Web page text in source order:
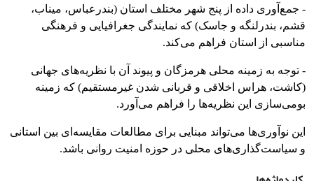
- جمع‌آوری داده از پنج شهر مختلف استان (بندرعباس، میناب،
قشم، بندرلنگه و جاسک) که نمایندگی جغرافیایی و فرهنگی
مناسبی از استان فراهم می‌کند.
- توجه به زمینه محلی هرمزگان و پیوند آن با نظریه‌های جهانی
(کاشت، هراس اخلاقی و قربانی شدن غیرمستقیم) که زمینه
بومی‌سازی این نظریه‌ها را فراهم می‌آورد.
این نوآوری‌ها می‌تواند مبنایی برای مطالعات مقایسه‌ای بین استانی
و سیاست‌گذاری‌های محلی در حوزه امنیت روانی باشد.